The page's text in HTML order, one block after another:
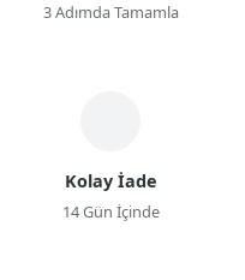
3 Adımda Tamamla
Kolay İade
14 Gün İçinde